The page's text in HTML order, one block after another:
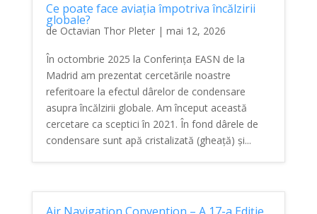
Ce poate face aviația împotriva încălzirii
globale?
de Octavian Thor Pleter| mai 12, 2026
În octombrie 2025 la Conferința EASN de la
Madrid am prezentat cercetările noastre
referitoare la efectul dârelor de condensare
asupra încălzirii globale. Am început această
cercetare ca sceptici în 2021. În fond dârele de
condensare sunt apă cristalizată (gheață) și...